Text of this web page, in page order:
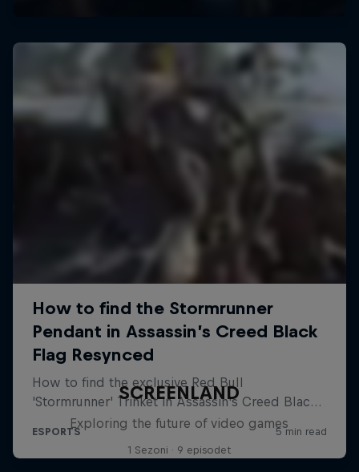
SCREENLAND
Exploring the future of video games
1 Sezoni · 9 episodet